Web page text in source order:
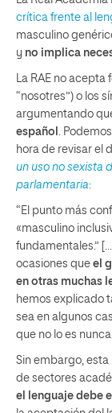
crítica frente al
masculino
y no implica
La RAE no acepta
“nosotres”) o los
argumentando
español .
hora de revisar el
un uso no sexista
parlamentaria:
“El punto más
«masculino
fundamentales.”
ocasiones que el
en otras muchas
hemos explicado
sea en algunos
que no lo es
Sin embargo,
de sectores
el lenguaje debe